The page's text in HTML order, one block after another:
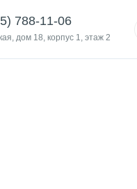
788-11-06
дом 18, корпус 1, этаж 2